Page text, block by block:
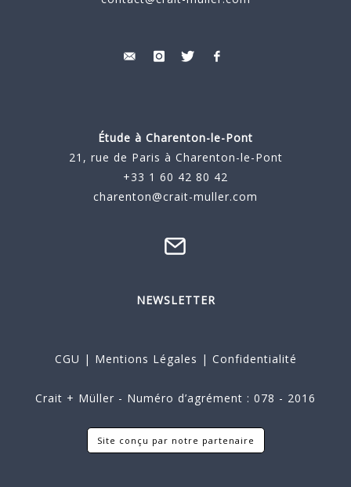
Étude à Charenton-le-Pont
21, rue de Paris à Charenton-le-Pont
+33 1 60 42 80 42
charenton@crait-muller.com
NEWSLETTER
CGU | Mentions Légales | Confidentialité
Crait + Müller - Numéro d’agrément : 078 - 2016
Site conçu par notre partenaire